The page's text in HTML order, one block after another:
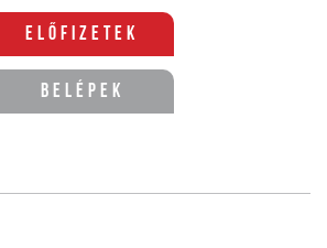
Előfizetek
Belépek